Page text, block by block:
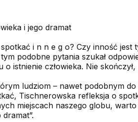
i jego dramat
i n n e g o? Czy inność jest
podobne pytania szukał
o istnienie człowieka. Nie
ludziom – nawet podobnym
Tischnerowska refleksja o
miejscach naszego globu,
dramat”.